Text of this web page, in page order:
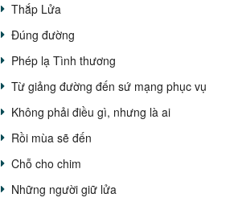
Thắp Lửa
Đúng đường
Phép lạ Tình thương
Từ giảng đường đến sứ mạng phục vụ
Không phải điều gì, nhưng là ai
Rồi mùa sẽ đến
Chỗ cho chim
Những người giữ lửa